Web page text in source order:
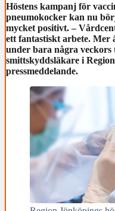
Höstens kampanj för
pneumokocker kan nu
mycket positivt. –
ett fantastiskt arbete. Mer
under bara några veckors
smittskyddsläkare i
pressmeddelande.